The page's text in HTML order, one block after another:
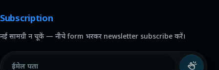
Subscription
नई सामग्री न चूकें — नीचे form भरकर newsletter subscribe करें।
ईमेल पता